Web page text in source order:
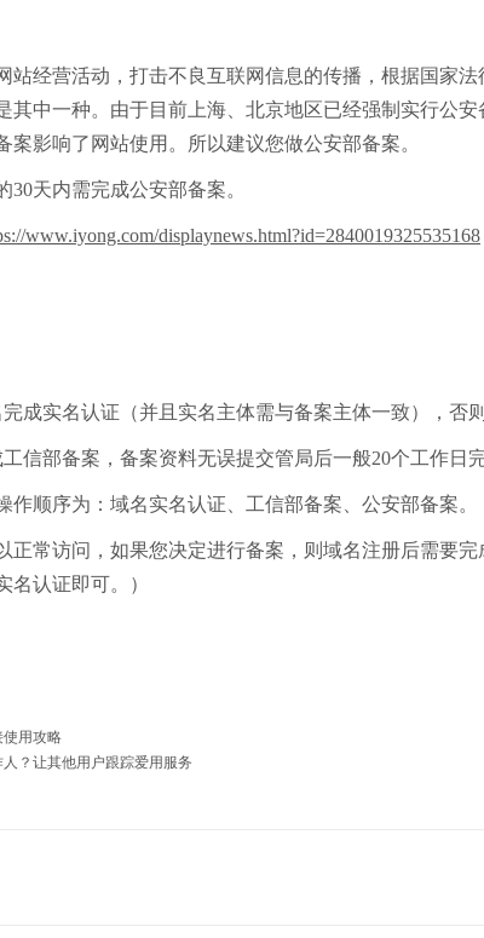
站经营活动，打击不良互联网信息的传播，根据国家
其中一种。由于目前上海、北京地区已经强制实行公
案影响了网站使用。所以建议您做公安部备案。
天内需完成公安部备案。
www.iyong.com/displaynews.html?id=2840019325535168
成实名认证（并且实名主体需与备案主体一致），否
信部备案，备案资料无误提交管局后一般20个工作日完
作顺序为：域名实名认证、工信部备案、公安部备案。
正常访问，如果您决定进行备案，则域名注册后需要
名认证即可。）
使用攻略
？让其他用户跟踪爱用服务